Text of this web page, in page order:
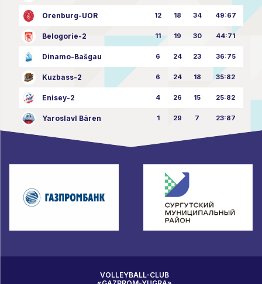
Orenburg-UOR 12 18 34 49:67
Belogorie-2 11 19 30 44:71
Dinamo-Bašgau 6 24 23 36:75
Kuzbass-2 6 24 18 35:82
Enisey-2 4 26 15 25:82
Yaroslavl Bären 1 29 7 23:87
VOLLEYBALL-CLUB